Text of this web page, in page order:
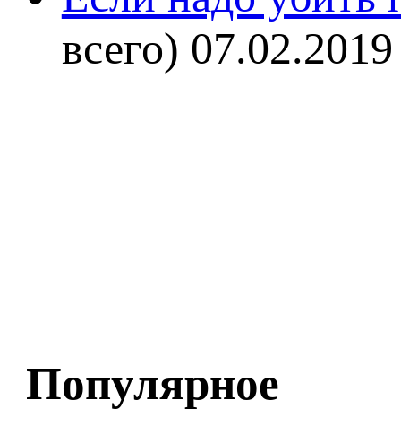
всего) 07.02.2019
Популярное